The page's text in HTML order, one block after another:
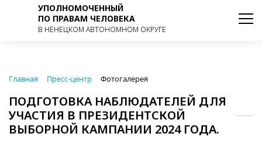
УПОЛНОМОЧЕННЫЙ
ПО ПРАВАМ ЧЕЛОВЕКА
В НЕНЕЦКОМ АВТОНОМНОМ ОКРУГЕ
Главная Пресс-центр Фотогалерея
ПОДГОТОВКА НАБЛЮДАТЕЛЕЙ ДЛЯ
УЧАСТИЯ В ПРЕЗИДЕНТСКОЙ
ВЫБОРНОЙ КАМПАНИИ 2024 ГОДА.